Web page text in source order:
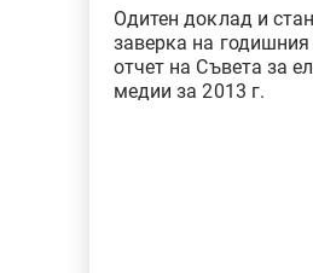
Одитен доклад и
заверка на
отчет на Съвета за
медии за 2013 г.